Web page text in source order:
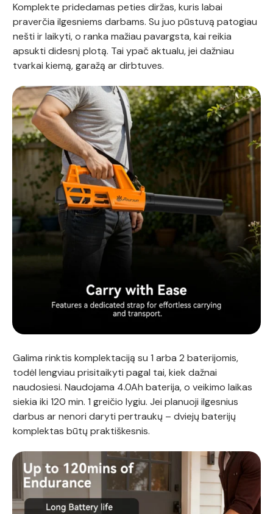
Komplekte pridedamas peties diržas, kuris labai
praverčia ilgesniems darbams. Su juo pūstuvą patogiau
nešti ir laikyti, o ranka mažiau pavargsta, kai reikia
apsukti didesnį plotą. Tai ypač aktualu, jei dažniau
tvarkai kiemą, garažą ar dirbtuves.
Galima rinktis komplektaciją su 1 arba 2 baterijomis,
todėl lengviau prisitaikyti pagal tai, kiek dažnai
naudosiesi. Naudojama 4.0Ah baterija, o veikimo laikas
siekia iki 120 min. 1 greičio lygiu. Jei planuoji ilgesnius
darbus ar nenori daryti pertraukų – dviejų baterijų
komplektas būtų praktiškesnis.